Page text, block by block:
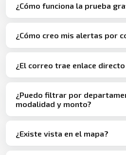
¿Cómo funciona la prueba
¿Cómo creo mis alertas por
¿El correo trae enlace
¿Puedo filtrar por
modalidad y monto?
¿Existe vista en el mapa?